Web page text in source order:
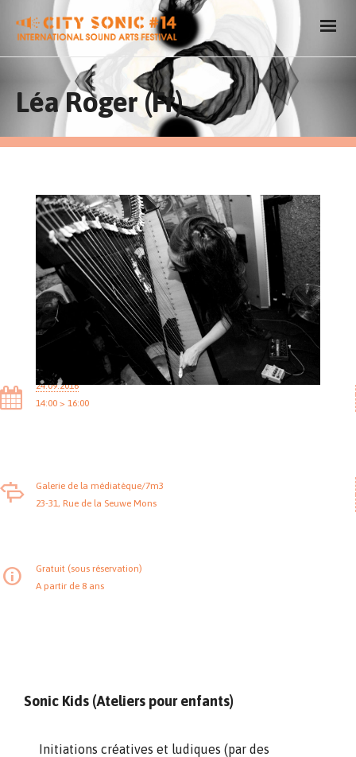
Léa Roger (Fr)
24.09.2016
14:00 > 16:00
Galerie de la médiatèque/7m3
23-31, Rue de la Seuwe Mons
Gratuit (sous réservation)
A partir de 8 ans
Sonic Kids (Ateliers pour enfants)
Initiations créatives et ludiques (par des